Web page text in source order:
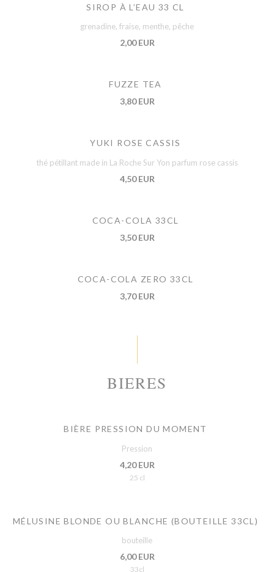
SIROP À L’EAU 33 CL
grenadine, fraise, menthe, pêche
2,00 EUR
FUZZE TEA
3,80 EUR
YUKI ROSE CASSIS
thé pétillant made in La Roche Sur Yon parfum rose cassis
4,50 EUR
COCA-COLA 33CL
3,50 EUR
COCA-COLA ZERO 33CL
3,70 EUR
BIERES
BIÈRE PRESSION DU MOMENT
Pression
4,20 EUR
25 cl
MÉLUSINE BLONDE OU BLANCHE (BOUTEILLE 33CL)
bouteille
6,00 EUR
33cl